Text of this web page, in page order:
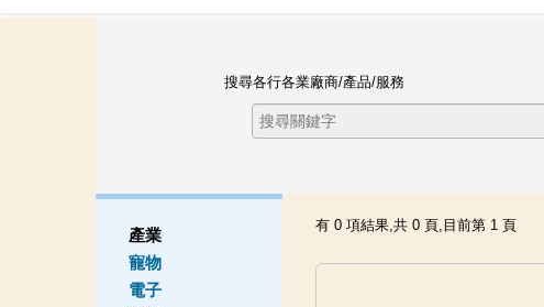
搜尋各行各業廠商/產品/服務
產業
寵物
電子
有 0 項結果,共 0 頁,目前第 1 頁